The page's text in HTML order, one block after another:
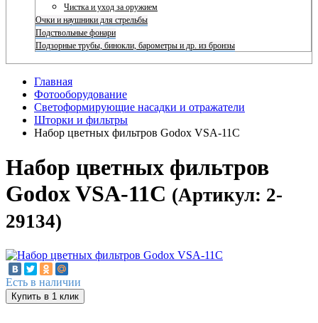
Чистка и уход за оружием
Очки и наушники для стрельбы
Подствольные фонари
Подзорные трубы, бинокли, барометры и др. из бронзы
Главная
Фотооборудование
Светоформирующие насадки и отражатели
Шторки и фильтры
Набор цветных фильтров Godox VSA-11C
Набор цветных фильтров
Godox VSA-11C (Артикул: 2-
29134)
Есть в наличии
Купить в 1 клик